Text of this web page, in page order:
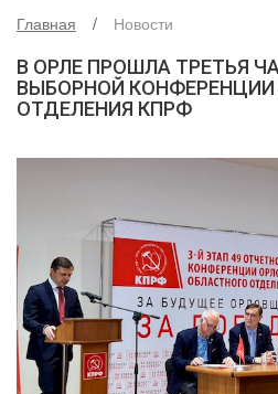
ОРЛОВСКИЙ ОБЛАСТНОЙ
ОРЛОВСКИЙ ГОРОДСКОЙ
САМОУПРАВЛЕНИЯ
ПАРТИЙНАЯ ЖИЗНЬ
МЕСТНЫЕ ОТДЕЛЕНИЯ
КОНТАКТЫ
КПРФ ПРОФ
Главная Новости
В ОРЛЕ ПРОШЛА ТРЕТЬЯ
ВЫБОРНОЙ
ОТДЕЛЕНИЯ КПРФ